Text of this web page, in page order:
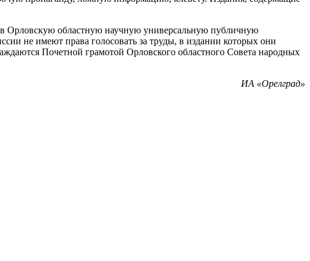
Орловскую областную научную универсальную публичную
не имеют права голосовать за труды, в издании которых они
Почетной грамотой Орловского областного Совета народных
ИА «Орелград»